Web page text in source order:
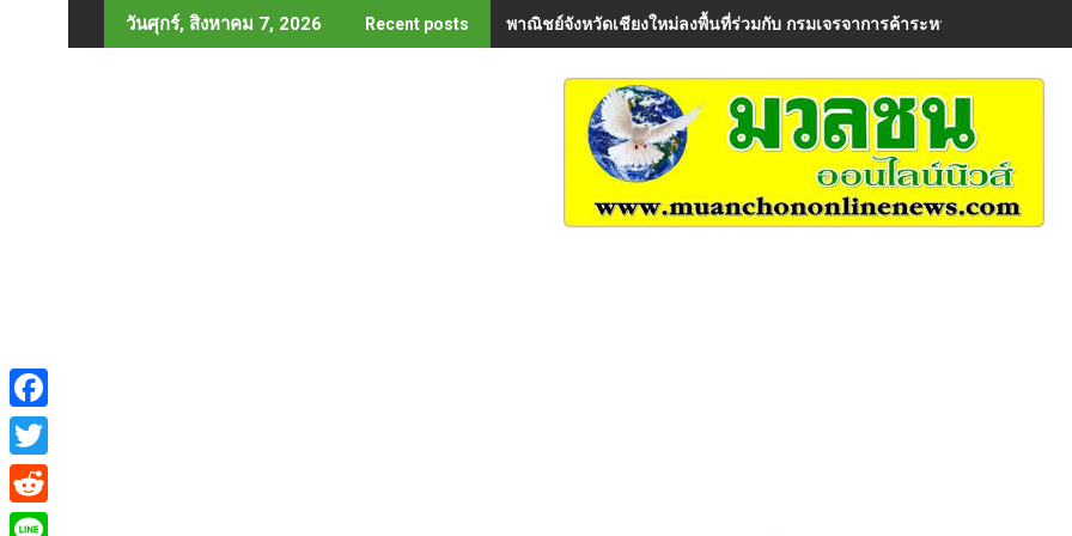
to
วันศุกร์, สิงหาคม 7, 2026 Recent posts พาณิชย์จังหวัดเชียงใหม่ลงพื้นที่ร่วมกับ กรมเจรจาการค้าระหว่างประเทศ เพื่อ
F
a
c
T
w
R